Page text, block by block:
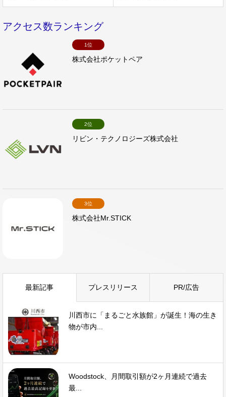
アクセス数ランキング
1位
株式会社ポケットペア
2位
リビン・テクノロジーズ株式会社
3位
株式会社Mr.STICK
最新記事 プレスリリース PR/広告
川西市に「まるごと水族館」が誕生！海の生き
物が市内...
Woodstock、月間取引額が2ヶ月連続で過去
最...